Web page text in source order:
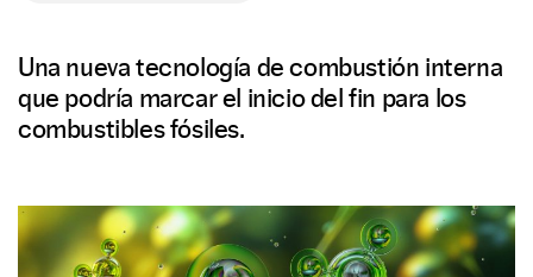
Una nueva tecnología de combustión interna
que podría marcar el inicio del fin para los
combustibles fósiles.